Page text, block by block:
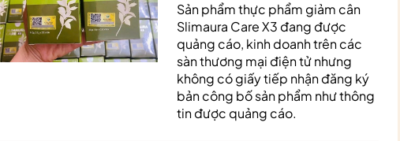
Sản phẩm thực phẩm giảm cân
Slimaura Care X3 đang được
quảng cáo, kinh doanh trên các
sàn thương mại điện tử nhưng
không có giấy tiếp nhận đăng ký
bản công bố sản phẩm như thông
tin được quảng cáo.